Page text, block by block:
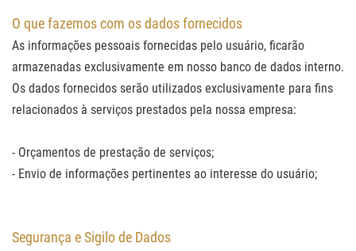
O que fazemos com os dados fornecidos
As informações pessoais fornecidas pelo usuário, ficarão
armazenadas exclusivamente em nosso banco de dados interno.
Os dados fornecidos serão utilizados exclusivamente para fins
relacionados à serviços prestados pela nossa empresa:
- Orçamentos de prestação de serviços;
- Envio de informações pertinentes ao interesse do usuário;
Segurança e Sigilo de Dados